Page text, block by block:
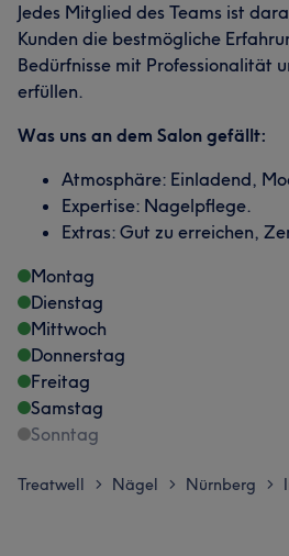
Jedes Mitglied des Teams ist
Kunden die bestmögliche
Bedürfnisse mit Professionalität
erfüllen.
Was uns an dem Salon gefällt:
Atmosphäre: Einladend,
Expertise: Nagelpflege.
Extras: Gut zu erreichen,
Montag
Dienstag
Mittwoch
Donnerstag
Freitag
Samstag
Sonntag
Treatwell > Nägel > Nürnberg >